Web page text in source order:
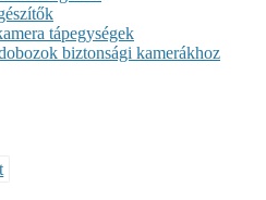
tápegységek
biztonsági kamerákhoz